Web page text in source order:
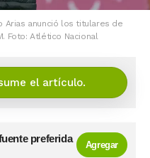
Arias anunció los titulares de
Foto: Atlético Nacional
el artículo.
preferida
Agregar